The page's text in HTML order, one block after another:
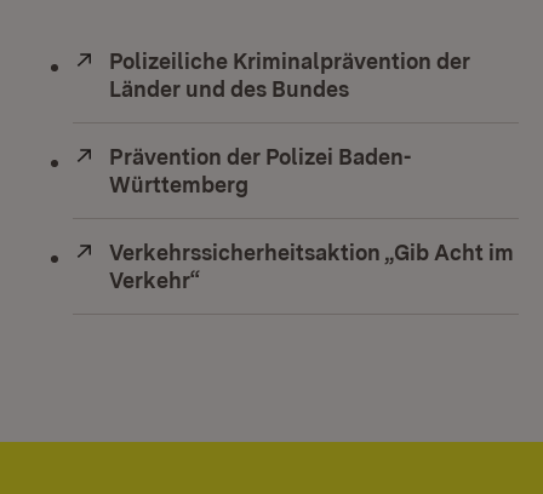
Extern:
Polizeiliche Kriminalprävention der
Länder und des Bundes
Extern:
Prävention der Polizei Baden-
Württemberg
Extern:
Verkehrssicherheitsaktion „Gib Acht im
Verkehr“